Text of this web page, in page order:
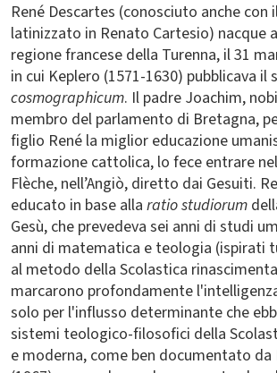
René Descartes (conosciuto anche con
latinizzato in Renato Cartesio) nacque
regione francese della Turenna, il 31
in cui Keplero (1571-1630) pubblicava il
cosmographicum. Il padre Joachim,
membro del parlamento di Bretagna,
figlio René la miglior educazione
formazione cattolica, lo fece entrare
Flèche, nell’Angiò, diretto dai Gesuiti.
educato in base alla ratio studiorum
Gesù, che prevedeva sei anni di studi
anni di matematica e teologia (ispirati
al metodo della Scolastica
marcarono profondamente
solo per l'influsso determinante che
sistemi teologico-filosofici della
e moderna, come ben documentato da